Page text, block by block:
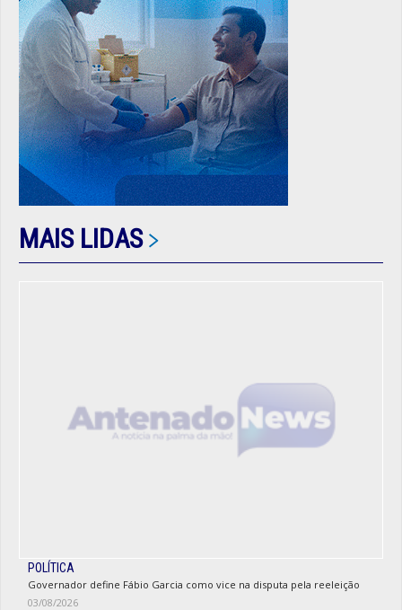
MAIS LIDAS
POLÍTICA
Governador define Fábio Garcia como vice na disputa pela reeleição
03/08/2026